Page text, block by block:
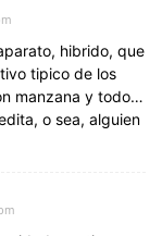
hibrido, que
tipico de los
manzana y todo…
o sea, alguien